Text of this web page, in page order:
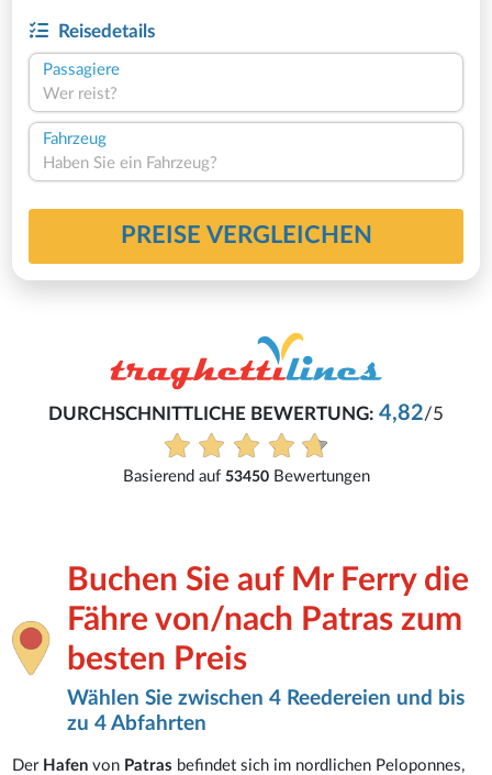
Reisedetails
Passagiere
Wer reist?
Fahrzeug
Haben Sie ein Fahrzeug?
PREISE VERGLEICHEN
DURCHSCHNITTLICHE BEWERTUNG: 4,82/5
Basierend auf 53450Bewertungen
Buchen Sie auf Mr Ferry die
Fähre von/nach Patras zum
besten Preis
Wählen Sie zwischen 4 Reedereien und bis
zu 4 Abfahrten
Der Hafenvon Patras befindet sich im nordlichen Peloponnes,